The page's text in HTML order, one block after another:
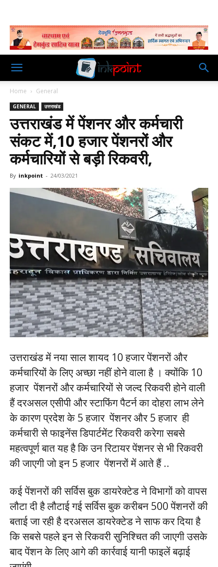
Home General
GENERAL उत्तराखंड
उत्तराखंड में पेंशनर और कर्मचारी
संकट में,10 हजार पेंशनरों और
कर्मचारियों से बड़ी रिकवरी,
By inkpoint - 24/03/2021
उत्तराखंड में नया साल शायद 10 हजार पेंशनरों और
कर्मचारियों के लिए अच्छा नहीं होने वाला है । क्योंकि 10
हजार पेंशनरों और कर्मचारियों से जल्द रिकवरी होने वाली
हैं दरअसल एसीपी और स्टाफिंग पैटर्न का दोहरा लाभ लेने
के कारण प्रदेश के 5 हजार पेंशनर और 5 हजार ही
कर्मचारी से फाइनेंस डिपार्टमेंट रिकवरी करेगा सबसे
महत्वपूर्ण बात यह है कि उन रिटायर पेंशनर से भी रिकवरी
की जाएगी जो इन 5 हजार पेंशनरों में आते हैं ..
कई पेंशनरों की सर्विस बुक डायरेक्टेड ने विभागों को वापस
लौटा दी है लौटाई गई सर्विस बुक करीबन 500 पेंशनरों की
बताई जा रही है दरअसल डायरेक्टेड ने साफ कर दिया है
कि सबसे पहले इन से रिकवरी सुनिश्चित की जाएगी उसके
बाद पेंशन के लिए आगे की कार्रवाई यानी फाइलें बढ़ाई